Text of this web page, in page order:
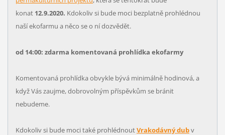
konat 12.9.2020. Kdokoliv si bude moci bezplatně prohlédnou
naší ekofarmu a něco se o ní dozvědět.
od 14:00: zdarma komentovaná prohlídka ekofarmy
Komentovaná prohlídka obvykle bývá minimálně hodinová, a
když Vás zaujme, dobrovolným příspěvkům se bránit
nebudeme.
Kdokoliv si bude moci také prohlédnoutVrakodávný dubv